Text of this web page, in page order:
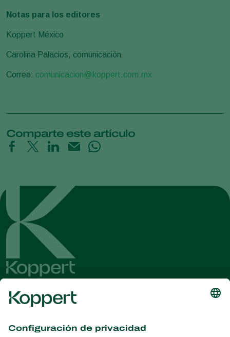
Notas para los editores
Koppert México
Carolina Palacios, comunicación
Correo: comunicacion@koppert.com.mx
Comparte este artículo
información